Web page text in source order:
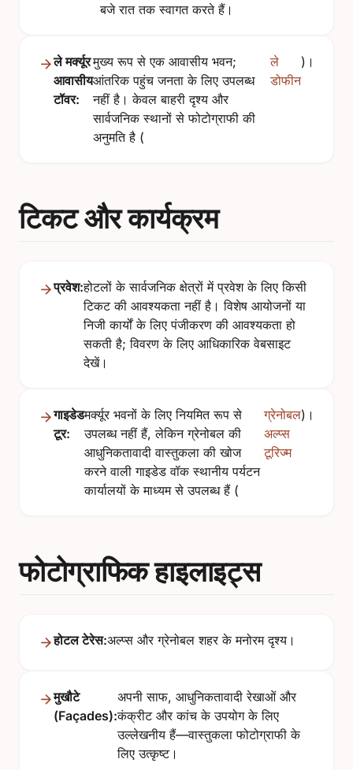
बजे रात तक स्वागत करते हैं।
ले मर्क्यूर
आवासीय
टॉवर:
मुख्य रूप से एक आवासीय भवन;
आंतरिक पहुंच जनता के लिए उपलब्ध
नहीं है। केवल बाहरी दृश्य और
सार्वजनिक स्थानों से फोटोग्राफी की
अनुमति है (
ले
डोफीन
)।
टिकट और कार्यक्रम
प्रवेश:होटलों के सार्वजनिक क्षेत्रों में प्रवेश के लिए किसी
टिकट की आवश्यकता नहीं है। विशेष आयोजनों या
निजी कार्यों के लिए पंजीकरण की आवश्यकता हो
सकती है; विवरण के लिए आधिकारिक वेबसाइट
देखें।
गाइडेड
टूर:
मर्क्यूर भवनों के लिए नियमित रूप से
उपलब्ध नहीं हैं, लेकिन ग्रेनोबल की
आधुनिकतावादी वास्तुकला की खोज
करने वाली गाइडेड वॉक स्थानीय पर्यटन
कार्यालयों के माध्यम से उपलब्ध हैं (
ग्रेनोबल
अल्प्स
टूरिज्म
)।
फोटोग्राफिक हाइलाइट्स
होटल टेरेस:अल्प्स और ग्रेनोबल शहर के मनोरम दृश्य।
मुखौटे
(Façades):
अपनी साफ, आधुनिकतावादी रेखाओं और
कंक्रीट और कांच के उपयोग के लिए
उल्लेखनीय हैं—वास्तुकला फोटोग्राफी के
लिए उत्कृष्ट।